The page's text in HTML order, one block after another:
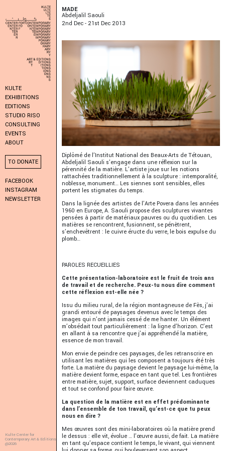
KULTE
EXHIBITIONS
EDITIONS
STUDIO RISO
CONSULTING
EVENTS
ABOUT
TO DONATE
FACEBOOK
INSTAGRAM
NEWSLETTER
Kulte Center for
Contemporary Art & Editions
@2026
MADE
Abdeljalil Saouli
2Nd Dec - 21 St Dec 2013
Previous Next
Diplômé de l’Institut National des Beaux-Arts de Tétouan,
Abdeljalil Saouli s’engage dans une réflexion sur la
pérennité de la matière. L’artiste joue sur les notions
rattachées traditionnellement à la sculpture : intemporalité,
noblesse, monument… Les siennes sont sensibles, elles
portent les stigmates du temps.
Dans la lignée des artistes de l’Arte Povera dans les années
1960 en Europe, A. Saouli propose des sculptures vivantes
pensées à partir de matériaux pauvres ou du quotidien. Les
matières se rencontrent, fusionnent, se pénètrent,
s’enchevêtrent : le cuivre éructe du verre, le bois expulse du
plomb…
PAROLES RECUEILLIES
Cette présentation-laboratoire est le fruit de trois ans
de travail et de recherche. Peux-tu nous dire comment
cette réflexion est-elle née ?
Issu du milieu rural, de la région montagneuse de Fès, j’ai
grandi entouré de paysages devenus avec le temps des
images qui n’ont jamais cessé de me hanter. Un élément
m’obsédait tout particulièrement : la ligne d’horizon. C’est
en allant à sa rencontre que j’ai appréhendé la matière,
essence de mon travail.
Mon envie de peindre ces paysages, de les retranscrire en
utilisant les matières qui les composent a toujours été très
forte. La matière du paysage devient le paysage lui-même, la
matière devient forme, espace en tant que tel. Les frontières
entre matière, sujet, support, surface deviennent caduques
et tout se confond pour faire œuvre.
La question de la matière est en effet prédominante
dans l’ensemble de ton travail, qu’est-ce que tu peux
nous en dire ?
Mes œuvres sont des mini-laboratoires où la matière prend
le dessus : elle vit, évolue … l’œuvre aussi, de fait. La matière
en tant qu’espace contient le temps, le vivant, qui viennent